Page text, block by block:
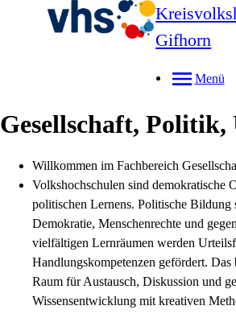
Gifhorn
Menü
Gesellschaft, Politik,
Willkommen im Fachbereich
Volkshochschulen sind demokratische
politischen Lernens. Politische Bildung
Demokratie, Menschenrechte und
vielfältigen Lernräumen werden
Handlungskompetenzen gefördert. Das
Raum für Austausch, Diskussion und
Wissensentwicklung mit kreativen